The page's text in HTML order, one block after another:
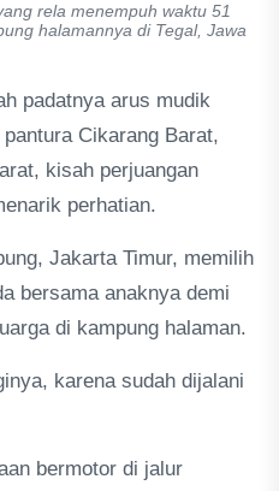
rela menempuh waktu 51
halamannya di Tegal, Jawa
padatnya arus mudik
Cikarang Barat,
kisah perjuangan
perhatian.
Jakarta Timur, memilih
bersama anaknya demi
di kampung halaman.
karena sudah dijalani
bermotor di jalur